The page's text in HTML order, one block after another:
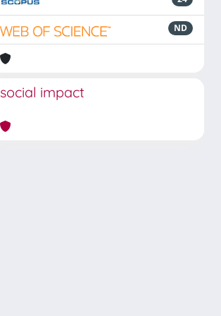
ND
social impact